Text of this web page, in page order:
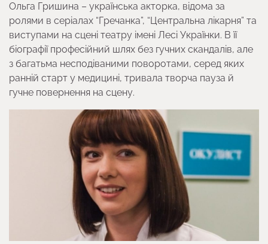
Ольга Гришина – українська акторка, відома за
ролями в серіалах “Гречанка”, “Центральна лікарня” та
виступами на сцені театру імені Лесі Українки. В її
біографії професійний шлях без гучних скандалів, але
з багатьма несподіваними поворотами, серед яких
ранній старт у медицині, тривала творча пауза й
гучне повернення на сцену.